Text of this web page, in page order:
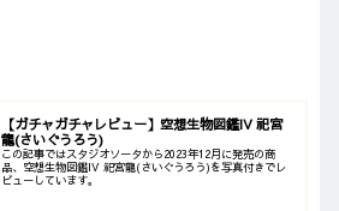
【ガチャガチャレビュー】空想生物図鑑IV 祀宮
龍(さいぐうろう)
この記事ではスタジオソータから2023年12月に発売の商
品、空想生物図鑑IV 祀宮龍(さいぐうろう)を写真付きでレ
ビューしています。